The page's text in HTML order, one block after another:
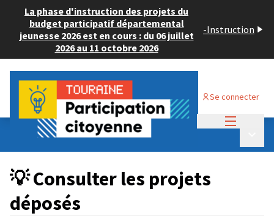
La phase d'instruction des projets du
budget participatif départemental
jeunesse 2026 est en cours : du 06 juillet
2026 au 11 octobre 2026
-Instruction
Se connecter
Budget Participatif JEUNESSE 2024
💡 Consulter les projets déposés
💡 Consulter les projets
déposés